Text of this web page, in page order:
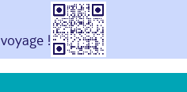
voyage !